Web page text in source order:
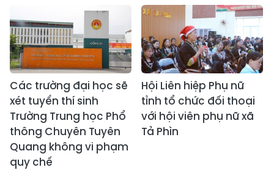
Các trường đại học sẽ
xét tuyển thí sinh
Trường Trung học Phổ
thông Chuyên Tuyên
Quang không vi phạm
quy chế
Hội Liên hiệp Phụ nữ
tỉnh tổ chức đối thoại
với hội viên phụ nữ xã
Tả Phìn